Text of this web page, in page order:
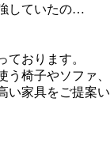
していたの…
おります。
椅子やソファ、
い家具をご提案い